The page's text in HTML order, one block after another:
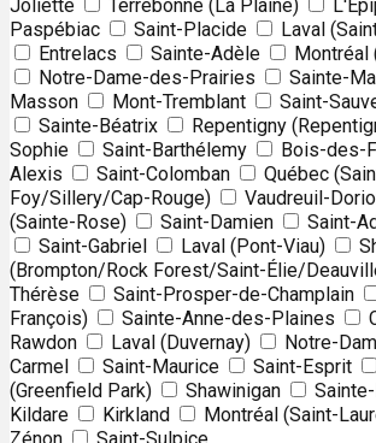
Joliette
Terrebonne (La Plaine)
Paspébiac
Saint-Placide
Laval
Entrelacs
Sainte-Adèle
Montréal
Notre-Dame-des-Prairies
Sainte-
Masson
Mont-Tremblant Saint-
Sainte-Béatrix
Repentigny
Sophie
Saint-Barthélemy Bois-des-
Alexis
Saint-Colomban
Québec
Foy/Sillery/Cap-Rouge)
Vaudreuil-
(Sainte-Rose)
Saint-Damien
Saint-
Saint-Gabriel
Laval (Pont-Viau)
(Brompton/Rock Forest/Saint-Élie/
Thérèse
Saint-Prosper-de-Champlain
François)
Sainte-Anne-des-Plaines
Rawdon
Laval (Duvernay)
Notre-
Carmel
Saint-Maurice Saint-Esprit
(Greenfield Park)
Shawinigan
Kildare
Kirkland Montréal (Saint-